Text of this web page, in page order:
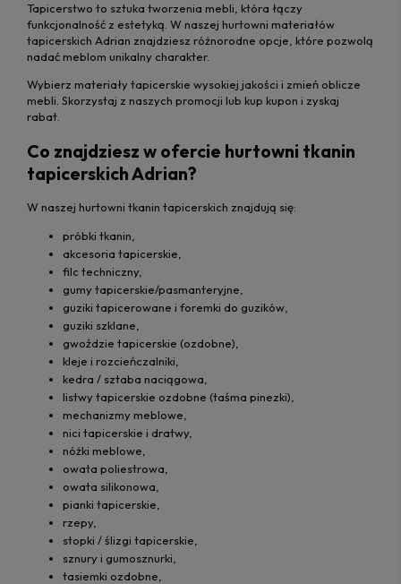
Tapicerstwo to sztuka tworzenia mebli, która łączy
funkcjonalność z estetyką. W naszej hurtowni materiałów
tapicerskich Adrian znajdziesz różnorodne opcje, które pozwolą
nadać meblom unikalny charakter.
Wybierz materiały tapicerskie wysokiej jakości i zmień oblicze
mebli. Skorzystaj z naszych promocji lub kup kupon i zyskaj
rabat.
Co znajdziesz w ofercie hurtowni tkanin
tapicerskich Adrian?
W naszej hurtowni tkanin tapicerskich znajdują się:
próbki tkanin,
akcesoria tapicerskie,
filc techniczny,
gumy tapicerskie/pasmanteryjne,
guziki tapicerowane i foremki do guzików,
guziki szklane,
gwoździe tapicerskie (ozdobne),
kleje i rozcieńczalniki,
kedra / sztaba naciągowa,
listwy tapicerskie ozdobne (taśma pinezki),
mechanizmy meblowe,
nici tapicerskie i dratwy,
nóżki meblowe,
owata poliestrowa,
owata silikonowa,
pianki tapicerskie,
rzepy,
stopki / ślizgi tapicerskie,
sznury i gumosznurki,
tasiemki ozdobne,